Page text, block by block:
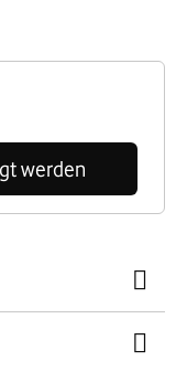
werden